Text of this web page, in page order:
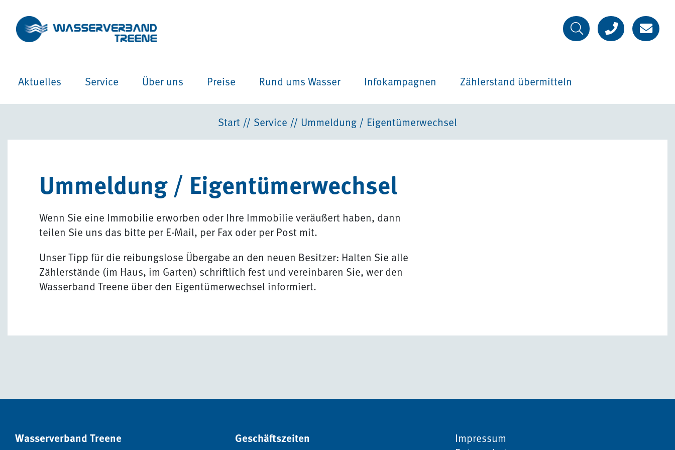
Aktuelles Service Über uns Preise Rund ums Wasser Infokampagnen Zählerstand übermitteln
Start // Service // Ummeldung / Eigentümerwechsel
Ummeldung / Eigentümerwechsel
Wenn Sie eine Immobilie erworben oder Ihre Immobilie veräußert haben, dann
teilen Sie uns das bitte per E-Mail, per Fax oder per Post mit.
Unser Tipp für die reibungslose Übergabe an den neuen Besitzer: Halten Sie alle
Zählerstände (im Haus, im Garten) schriftlich fest und vereinbaren Sie, wer den
Wasserband Treene über den Eigentümerwechsel informiert.
Wasserverband Treene Geschäftszeiten
Impressum